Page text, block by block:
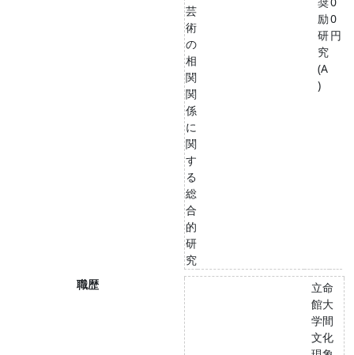
芸
術
の
相
関
関
係
に
関
す
る
総
合
的
研
究
励
研
究
(A
)
0
円
職歴
立命
館大
学間
文化